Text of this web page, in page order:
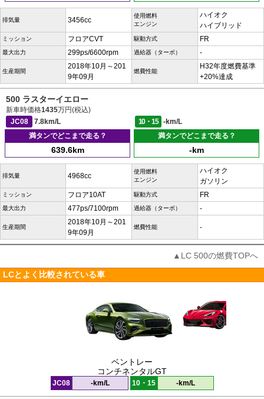
排気量 3456cc
使用燃料
エンジン
ハイオク
ハイブリッド
ミッション フロアCVT 駆動方式 FR
最大出力 299ps/6600rpm 過給器（ターボ） -
生産期間
2018年10月～201
9年09月
燃費性能
H32年度燃費基準
+20%達成
500 ラスターイエロー
新車時価格1435万円(税込)
JC08
7.8km/L 10・15
-km/L
満タンでどこまで走る？
639.6km
満タンでどこまで走る？
-km
排気量 4968cc
使用燃料
エンジン
ハイオク
ガソリン
ミッション フロア10AT 駆動方式 FR
最大出力 477ps/7100rpm 過給器（ターボ） -
生産期間
2018年10月～201
9年09月
燃費性能 -
▲LC 500の燃費TOPへ
LCとよく比較されている車
ベントレー
コンチネンタルGT
JC08 -km/L 10・15 -km/L